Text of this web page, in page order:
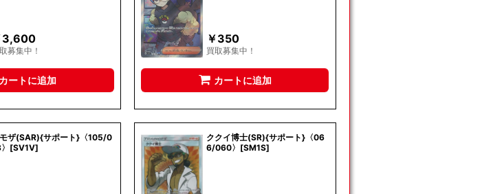
3,600
募集中！
カートに追加
￥350
買取募集中！
カートに追加
モザ(SAR){サポート}〈105/0
[SV1V]
ククイ博士(SR){サポート}〈06
6/060〉[SM1S]